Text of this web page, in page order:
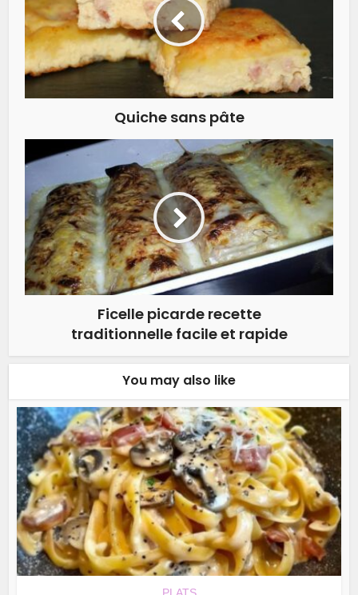
Quiche sans pâte
Ficelle picarde recette
traditionnelle facile et rapide
You may also like